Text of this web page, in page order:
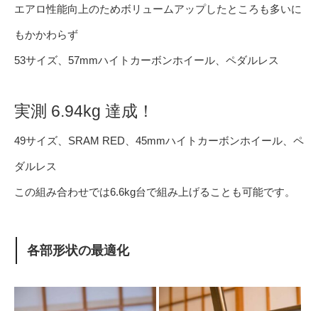
エアロ性能向上のためボリュームアップしたところも多いに
もかかわらず
53サイズ、57mmハイトカーボンホイール、ペダルレス
実測 6.94kg 達成！
49サイズ、SRAM RED、45mmハイトカーボンホイール、ペ
ダルレス
この組み合わせでは6.6kg台で組み上げることも可能です。
各部形状の最適化